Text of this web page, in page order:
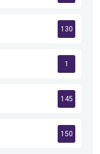
130
1
145
150